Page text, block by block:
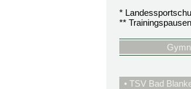
*
**
• TSV Bad